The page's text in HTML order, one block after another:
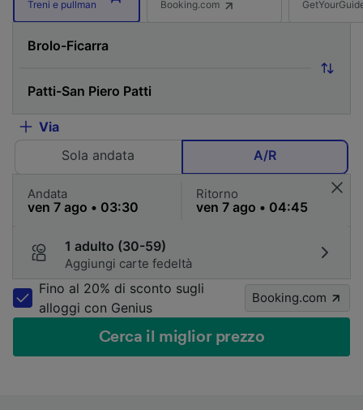
Treni e pullman Booking.com
Via
Sola andata
A/R
Andata Ritorno
1 adulto (30-59)
Aggiungi carte fedeltà
Fino al 20% di sconto sugli
alloggi con Genius
Booking.com
Cerca il miglior prezzo